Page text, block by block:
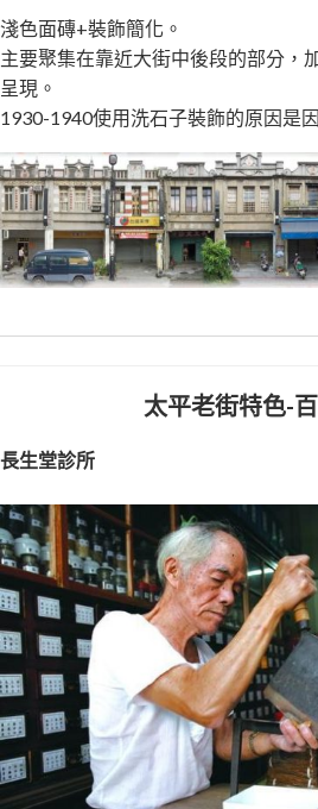
淺色面磚+裝飾簡化。
主要聚集在靠近大街中後段的部分，
呈現。
1930-1940使用洗石子裝飾的原因是
太平老街特色-
長生堂診所